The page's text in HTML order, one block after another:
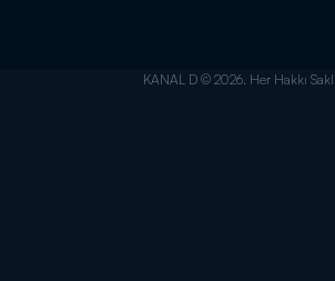
KANAL D © 2026. Her Hakkı